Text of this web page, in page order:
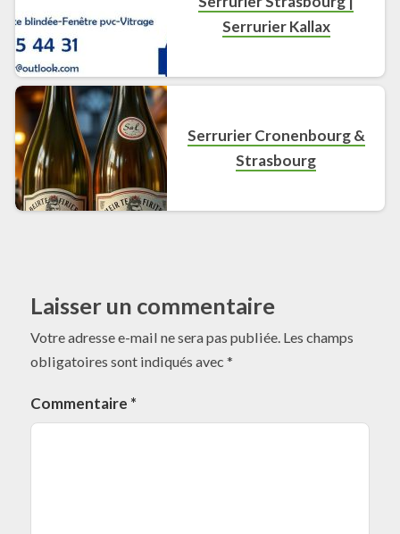
Serrurier Kallax
Serrurier Cronenbourg &
Strasbourg
Laisser un commentaire
Votre adresse e-mail ne sera pas publiée. Les champs
obligatoires sont indiqués avec *
Commentaire *